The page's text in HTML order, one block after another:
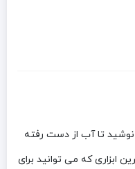
تا آب از دست رفته
ابزاری که می توانید برای